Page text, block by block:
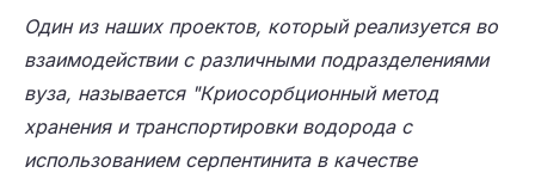
Один из наших проектов, который реализуется во
взаимодействии с различными подразделениями
вуза, называется "Криосорбционный метод
хранения и транспортировки водорода с
использованием серпентинита в качестве